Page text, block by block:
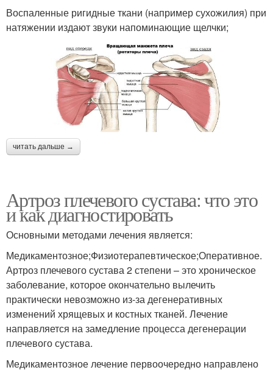
Воспаленные ригидные ткани (например сухожилия) при
натяжении издают звуки напоминающие щелчки;
читать дальше →
Артроз плечевого сустава: что это
и как диагностировать
Основными методами лечения является:
Медикаментозное;Физиотерапевтическое;Оперативное.
Артроз плечевого сустава 2 степени – это хроническое
заболевание, которое окончательно вылечить
практически невозможно из-за дегенеративных
изменений хрящевых и костных тканей. Лечение
направляется на замедление процесса дегенерации
плечевого сустава.
Медикаментозное лечение первоочередно направлено